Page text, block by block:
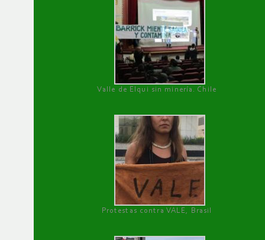
Valle de Elqui sin minería. Chile
Protestas contra VALE, Brasil